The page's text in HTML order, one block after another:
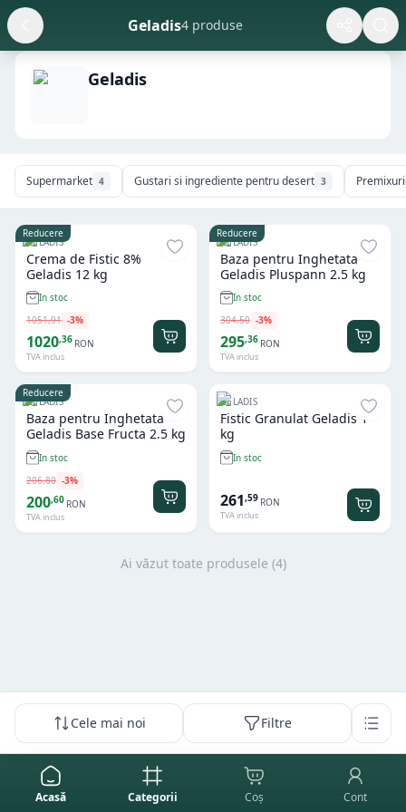
Geladis4 produse
Geladis
Supermarket 4 Gustari si ingrediente pentru desert 3 Premixuri
Reducere
GELADIS
Crema de Fistic 8%
Geladis 12 kg
In stoc
1051,91 -3%
1020,36 RON
TVA inclus
Reducere
GELADIS
Baza pentru Inghetata
Geladis Pluspann 2.5 kg
In stoc
304,50 -3%
295,36 RON
TVA inclus
Reducere
GELADIS
Baza pentru Inghetata
Geladis Base Fructa 2.5 kg
In stoc
206,80 -3%
200,60 RON
TVA inclus
GELADIS
Fistic Granulat Geladis 1
kg
In stoc
261,59 RON
TVA inclus
Ai văzut toate produsele (4)
Cele mai noi Filtre
Acasă Categorii Coș Cont